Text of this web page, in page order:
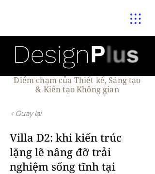
Điểm chạm của Thiết kế, Sáng tạo
& Kiến tạo Không gian
< Quay lại
Villa D2: khi kiến trúc
lặng lẽ nâng đỡ trải
nghiệm sống tĩnh tại